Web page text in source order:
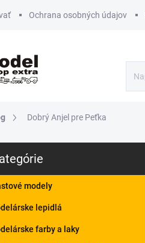
Ochrana osobných údajov
Dobrý Anjel pre Peťka
modely
lepidlá
farby a laky